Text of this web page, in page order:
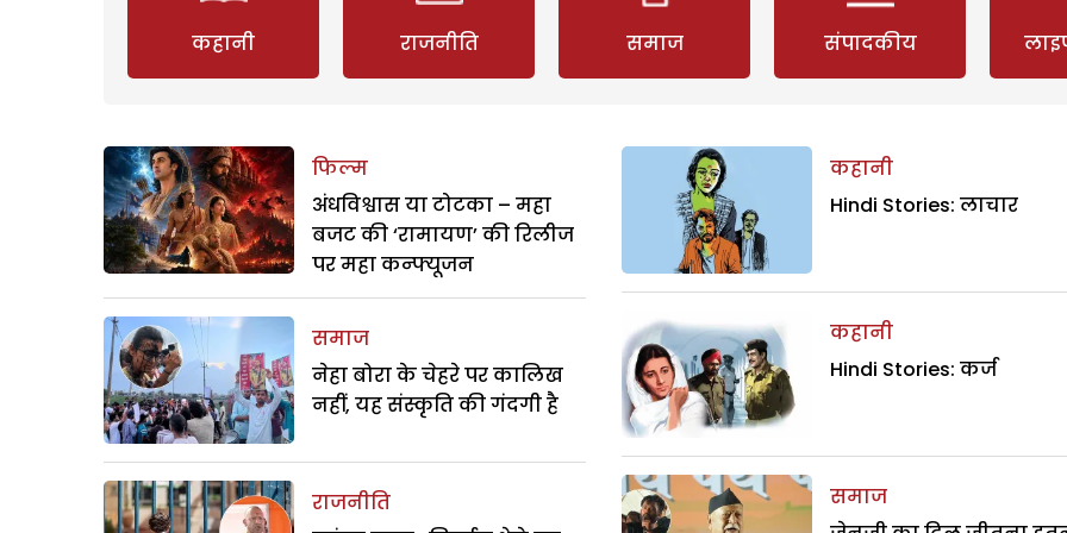
कहानी राजनीति समाज संपादकीय
फिल्म
अंधविश्वास या टोटका – महा
बजट की ‘रामायण’ की रिलीज
पर महा कन्फ्यूजन
समाज
नेहा बोरा के चेहरे पर कालिख
नहीं, यह संस्कृति की गंदगी है
राजनीति
कहानी
Hindi Stories: लाचार
कहानी
Hindi Stories: कर्ज
समाज